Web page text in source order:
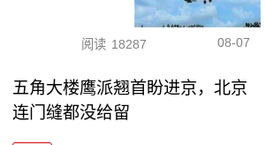
阅读 18287 08-07
五角大楼鹰派翘首盼进京，北京
连门缝都没给留